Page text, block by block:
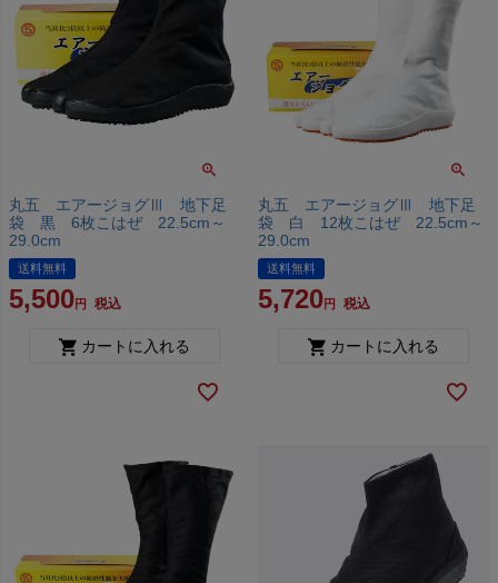
丸五 エアージョグⅢ 地下足
袋 黒 6枚こはぜ 22.5cm～
29.0cm
送料無料
5,500 税込
カートに入れる
丸五 エアージョグⅢ 地下足
袋 白 12枚こはぜ 22.5cm～
29.0cm
送料無料
5,720 税込
カートに入れる